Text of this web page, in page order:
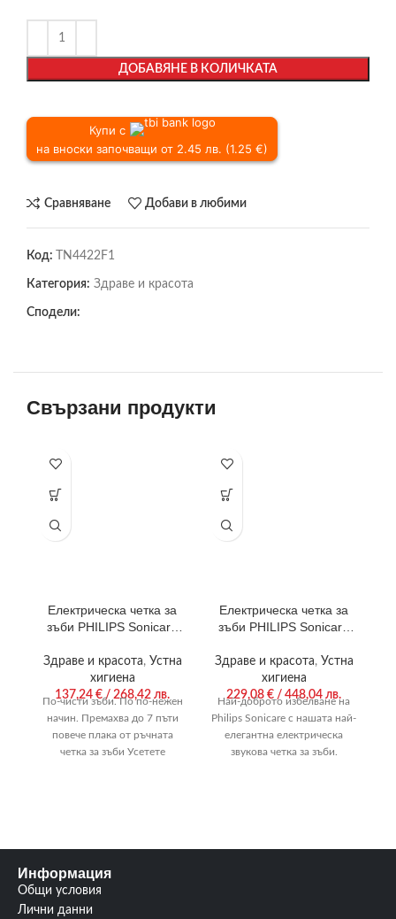
ДОБАВЯНЕ В КОЛИЧКАТА
Купи с
на вноски започващи от 2.45 лв. (1.25 €)
Сравняване Добави в любими
Код: TN4422F1
Категория: Здраве и красота
Сподели:
Свързани продукти
Електрическа четка за
зъби PHILIPS Sonicare
Здраве и красота, Устна
хигиена
137,24 €/ 268,42 лв.
По-чисти зъби. По по-нежен
начин. Премахва до 7 пъти
повече плака от ръчната
четка за зъби Усетете
Електрическа четка за
зъби PHILIPS Sonicare
Здраве и красота, Устна
хигиена
229,08 € / 448,04 лв.
Най-доброто избелване на
Philips Sonicare с нашата най-
елегантна електрическа
звукова четка за зъби.
Информация
Общи условия
Лични данни